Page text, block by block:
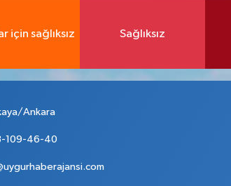
için sağlıksız Sağlıksız
Ankara
109-46-40